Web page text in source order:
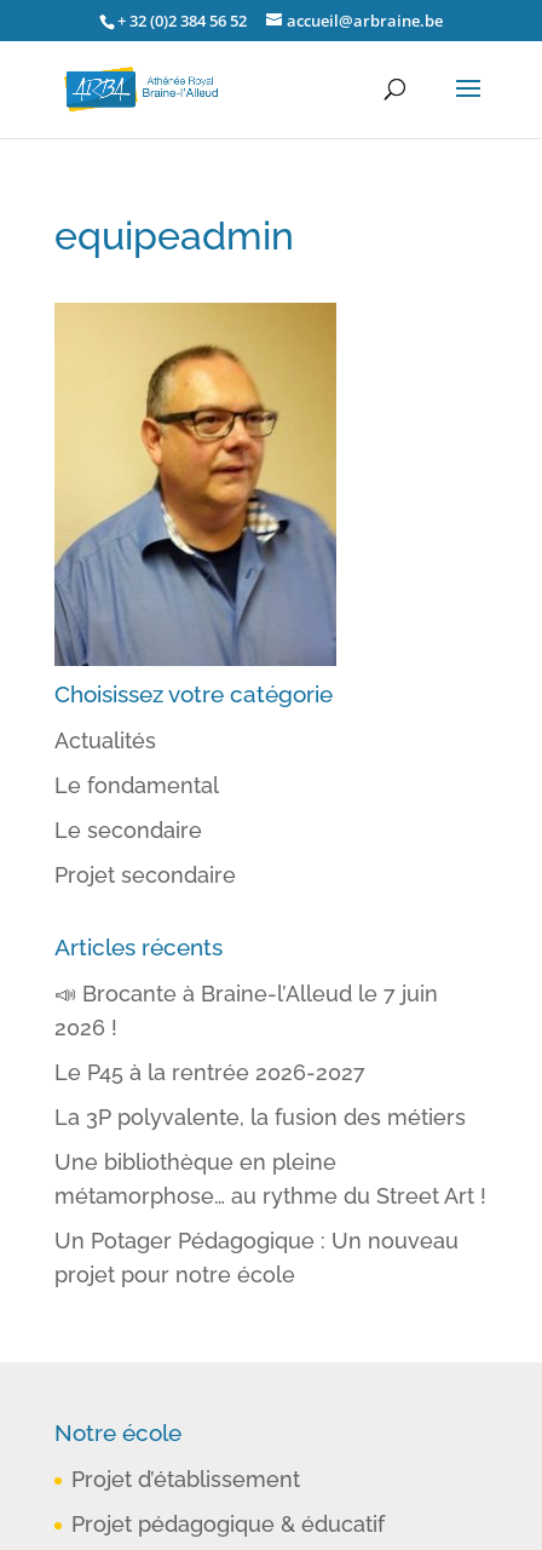
+ 32 (0)2 384 56 52 accueil@arbraine.be
equipeadmin
Choisissez votre catégorie
Actualités
Le fondamental
Le secondaire
Projet secondaire
Articles récents
📣 Brocante à Braine-l’Alleud le 7 juin
2026 !
Le P45 à la rentrée 2026-2027
La 3P polyvalente, la fusion des métiers
Une bibliothèque en pleine
métamorphose… au rythme du Street Art !
Un Potager Pédagogique : Un nouveau
projet pour notre école
Notre école
Projet d’établissement
Projet pédagogique & éducatif